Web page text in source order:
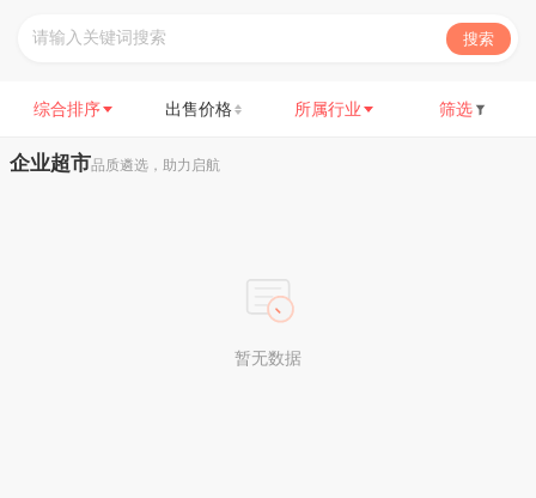
搜索
综合排序 出售价格 所属行业 筛选
企业超市品质遴选，助力启航
暂无数据